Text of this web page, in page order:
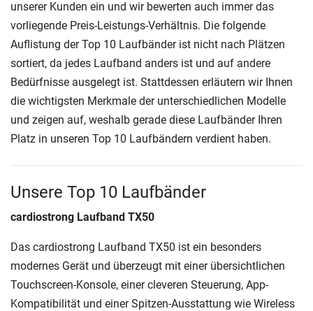
unserer Kunden ein und wir bewerten auch immer das
vorliegende Preis-Leistungs-Verhältnis. Die folgende
Auflistung der Top 10 Laufbänder ist nicht nach Plätzen
sortiert, da jedes Laufband anders ist und auf andere
Bedürfnisse ausgelegt ist. Stattdessen erläutern wir Ihnen
die wichtigsten Merkmale der unterschiedlichen Modelle
und zeigen auf, weshalb gerade diese Laufbänder Ihren
Platz in unseren Top 10 Laufbändern verdient haben.
Unsere Top 10 Laufbänder
cardiostrong Laufband TX50
Das cardiostrong Laufband TX50 ist ein besonders
modernes Gerät und überzeugt mit einer übersichtlichen
Touchscreen-Konsole, einer cleveren Steuerung, App-
Kompatibilität und einer Spitzen-Ausstattung wie Wireless